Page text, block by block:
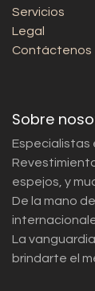
Servicios
Legal
Contáctenos
Sobre
Especialistas
espejos, y
De la mano
La
brindarte el